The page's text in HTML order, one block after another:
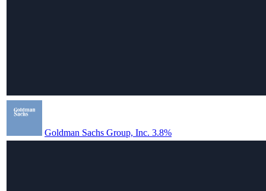
Goldman Sachs Group, Inc. 3.8%